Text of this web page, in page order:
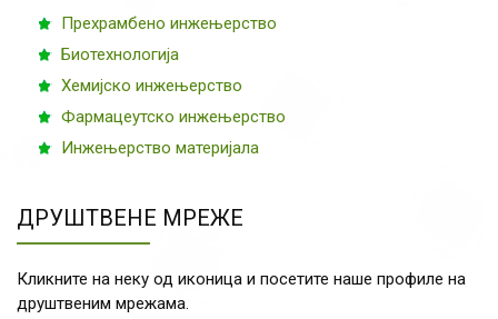
Прехрамбено инжењерство
Биотехнологија
Хемијско инжењерство
Фармацеутско инжењерство
Инжењерство материјала
ДРУШТВЕНЕ МРЕЖЕ
Кликните на неку од иконица и посетите наше профиле на
друштвеним мрежама.